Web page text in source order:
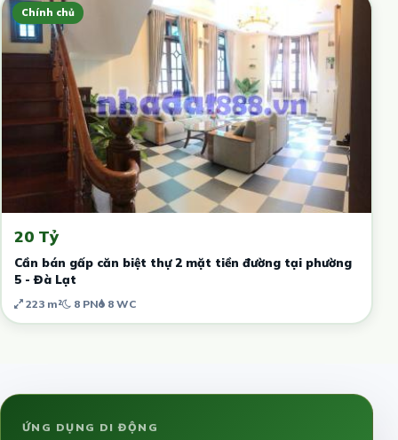
Chính chủ
20 Tỷ
Cần bán gấp căn biệt thự 2 mặt tiền đường tại phường
5 - Đà Lạt
223 m² 8 PN 8 WC
ỨNG DỤNG DI ĐỘNG